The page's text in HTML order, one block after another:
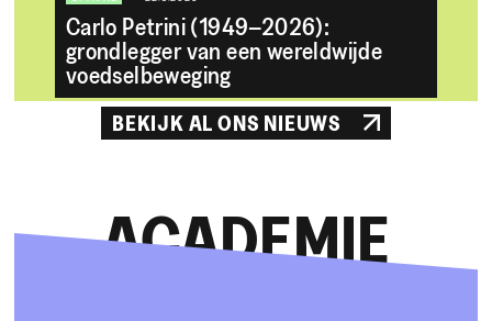
Carlo Petrini (1949–2026):
grondlegger van een wereldwijde
voedselbeweging
BEKIJK AL ONS NIEUWS
ACADEMIE